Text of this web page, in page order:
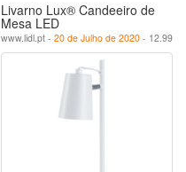
Livarno Lux® Candeeiro de
Mesa LED
www.lidl.pt - 20 de Julho de 2020 - 12.99